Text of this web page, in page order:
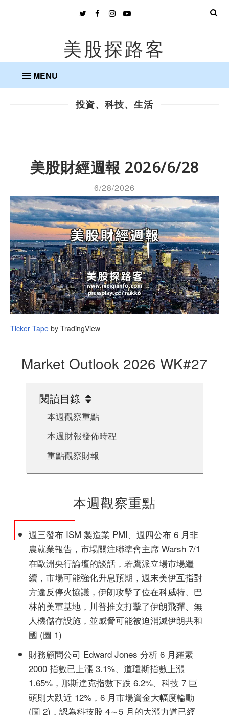
美股探路客
MENU
投資、科技、生活
美股財經週報 2026/6/28
6/28/2026
Ticker Tape by TradingView
Market Outlook 2026 WK#27
閱讀目錄
本週觀察重點
本週財報發佈時程
重點觀察財報
本週觀察重點
週三發布 ISM 製造業 PMI、週四公布 6 月非
農就業報告，市場關注聯準會主席 Warsh 7/1
在歐洲央行論壇的談話，若鷹派立場市場繼
續，市場可能強化升息預期，週末美伊互指對
方違反停火協議，伊朗攻擊了位在科威特、巴
林的美軍基地，川普推文打擊了伊朗飛彈、無
人機儲存設施，並威脅可能被迫消滅伊朗共和
國 (圖 1)
財務顧問公司 Edward Jones 分析 6 月羅素
2000 指數已上漲 3.1%、道瓊斯指數上漲
1.65%，那斯達克指數下跌 6.2%、科技 7 巨
頭則大跌近 12%，6 月市場資金大幅度輪動
(圖 2)，認為科技股 4～5 月的大漲力道已經